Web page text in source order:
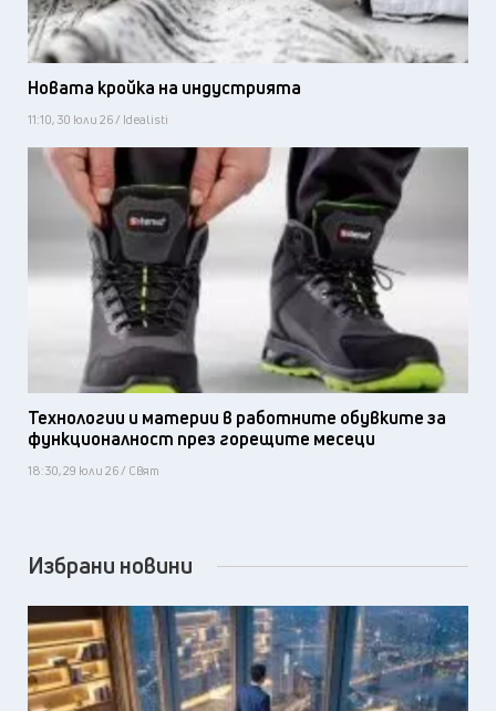
Новата кройка на индустрията
11:10, 30 юли 26 / Idealisti
Технологии и материи в работните обувките за
функционалност през горещите месеци
18:30, 29 юли 26 / Свят
Избрани новини